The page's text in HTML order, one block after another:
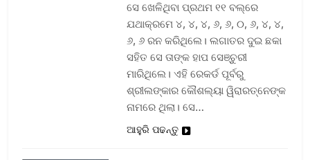
ସେ ଖେଳିଥିବା ପ୍ରଥମ ୧୧ ବଲ୍‌ରେ
ଯଥାକ୍ରମେ ୪, ୪, ୪, ୬, ୬, ୦, ୬, ୪, ୪,
୬, ୬ ରନ କରିଥିଲେ। ଲଗାତର ଦୁଇ ଛକା
ସହିତ ସେ ତାଙ୍କ ହାପ ସେଞ୍ଚୁରୀ
ମାରିଥିଲେ। ଏହି ରେକର୍ଡ ପୂର୍ବରୁ
ଶ୍ରୀଲଙ୍କାର କୌଶଲ୍ୟା ୱିରାରତ୍ନେଙ୍କ
ନାମରେ ଥିଲା। ସେ…
ଆହୁରି ପଢନ୍ତୁ